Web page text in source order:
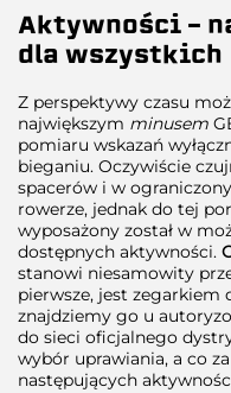
Aktywności –
dla wszystkich
Z perspektywy czasu
największym minusem
pomiaru wskazań
bieganiu. Oczywiście
spacerów i w
rowerze, jednak do tej
wyposażony został w
dostępnych aktywności.
stanowi niesamowity
pierwsze, jest zegarkiem
znajdziemy go u
do sieci oficjalnego
wybór uprawiania, a co
następujących